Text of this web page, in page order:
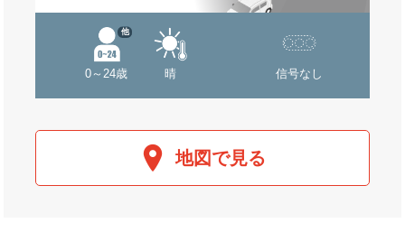
0～24歳
他
晴 信号なし
地図で見る